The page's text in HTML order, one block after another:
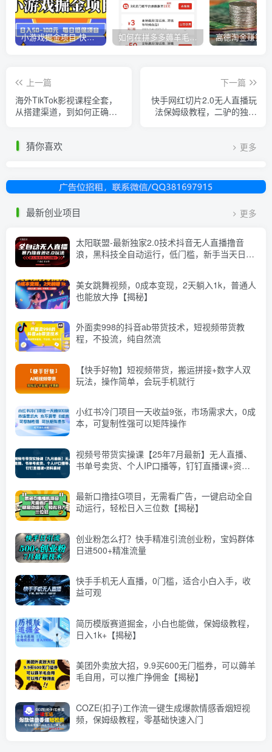
小游戏掘金项目-快手商业养机教程（小游戏养机） 如何在拼多多薅羊毛，教你撸品台无门槛优惠券，一单利润50-300！
上一篇
海外TikTok影视课程全套，
从搭建渠道，到如何正确使
下一篇
快手网红切片2.0无人直播玩
法保姆级教程，二驴的独家
猜你喜欢 更多
最新创业项目 更多
太阳联盟-最新独家2.0技术抖音无人直播撸音
浪，黑科技全自动运行，低门槛，新手当天日入
美女跳舞视频，0成本变现，2天躺入1k，普通人
也能放大挣【揭秘】
外面卖998的抖音ab带货技术，短视频带货教
程，不投流，纯自然流
【快手好物】短视频带货，搬运拼接+数字人双
玩法，操作简单，会玩手机就行
小红书冷门项目一天收益9张，市场需求大，0成
本，可复制性强可以矩阵操作
视频号带货实操课【25年7月最新】无人直播、
书单号卖货、个人IP口播等，钉钉直播课+资料
最新口撸挂G项目，无需看广告，一键启动全自
动运行，轻松日入三位数【揭秘】
创业粉怎么打？快手精准引流创业粉，宝妈群体
日进500+精准流量
快手手机无人直播，0门槛，适合小白入手，收
益可观
简历模版赛道掘金，小白也能做，保姆级教程，
日入1k+【揭秘】
美团外卖放大招，9.9买600无门槛券，可以薅羊
毛自用，可以推广挣佣金【揭秘】
COZE(扣子)工作流一键生成爆款情感香烟短视
频，保姆级教程，零基础快速入门